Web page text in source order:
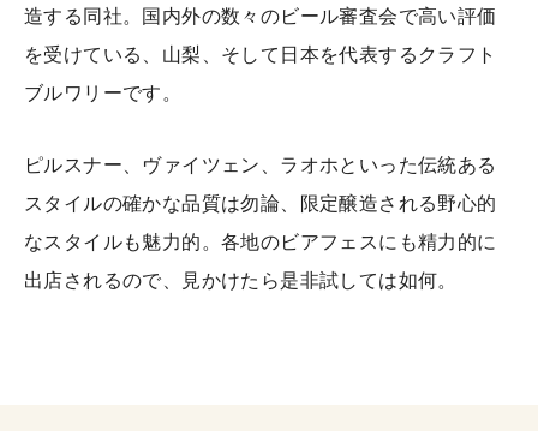
造する同社。国内外の数々のビール審査会で高い評価
を受けている、山梨、そして日本を代表するクラフト
ブルワリーです。
ピルスナー、ヴァイツェン、ラオホといった伝統ある
スタイルの確かな品質は勿論、限定醸造される野心的
なスタイルも魅力的。各地のビアフェスにも精力的に
出店されるので、見かけたら是非試しては如何。